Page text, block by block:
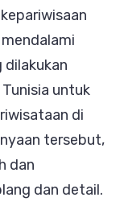
untuk
di
tersebut,
dan
dan detail.